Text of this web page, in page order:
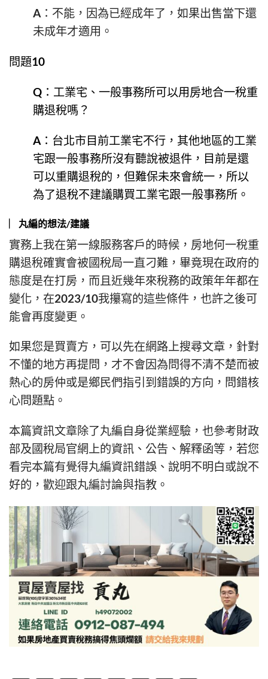
A：不能，因為已經成年了，如果出售當下還
未成年才適用。
問題10
Q：工業宅、一般事務所可以用房地合一稅重
購退稅嗎？
A：台北市目前工業宅不行，其他地區的工業
宅跟一般事務所沒有聽說被退件，目前是還
可以重購退稅的，但難保未來會統一，所以
為了退稅不建議購買工業宅跟一般事務所。
︳丸編的想法/建議
實務上我在第一線服務客戶的時候，房地何一稅重
購退稅確實會被國稅局一直刁難，畢竟現在政府的
態度是在打房，而且近幾年來稅務的政策年年都在
變化，在2023/10我攥寫的這些條件，也許之後可
能會再度變更。
如果您是買賣方，可以先在網路上搜尋文章，針對
不懂的地方再提問，才不會因為問得不清不楚而被
熱心的房仲或是鄉民們指引到錯誤的方向，問錯核
心問題點。
本篇資訊文章除了丸編自身從業經驗，也參考財政
部及國稅局官網上的資訊、公告、解釋函等，若您
看完本篇有覺得丸編資訊錯誤、說明不明白或說不
好的，歡迎跟丸編討論與指教。